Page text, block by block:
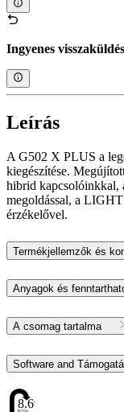
Ingyenes visszaküldés
Leírás
A G502 X PLUS a
kiegészítése.
hibrid
megoldással, a
érzékelővel.
Termékjellemzők és
Anyagok és
A csomag tartalma
Software and
8.69